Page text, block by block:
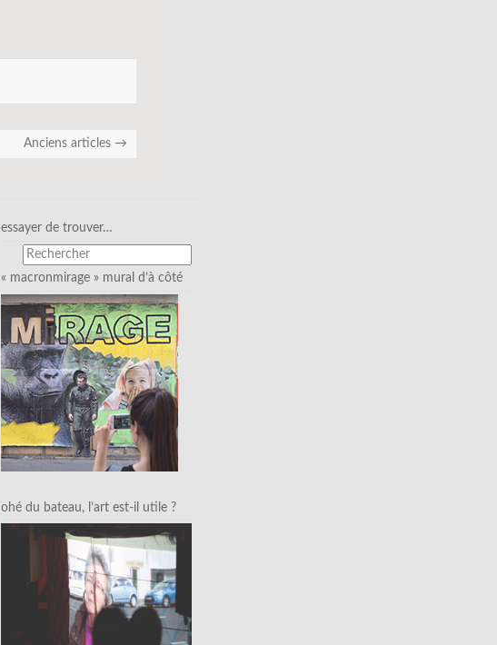
Anciens articles →
essayer de trouver…
« macronmirage » mural d’à côté
ohé du bateau, l’art est-il utile ?